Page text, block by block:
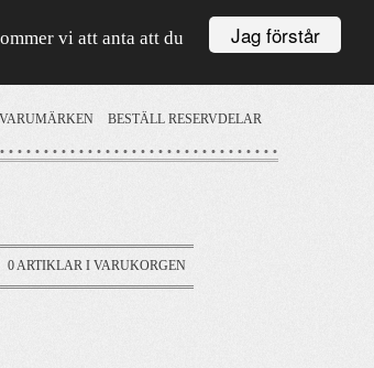
Jag förstår
vi att anta att du
VARUMÄRKEN BESTÄLL RESERVDELAR
0 ARTIKLAR I VARUKORGEN